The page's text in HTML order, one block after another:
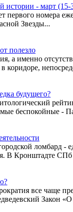
истории - март (15-
первого номера
Звезды...
полезло
а именно
коридоре,
будущего?
беспокойные -
ломбард
В Кронштадте
все чаще
Закон